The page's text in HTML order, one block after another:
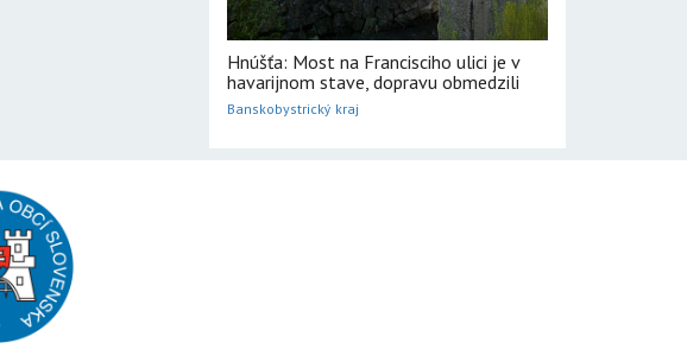
Hnúšťa: Most na Francisciho ulici je v
havarijnom stave, dopravu obmedzili
Banskobystrický kraj